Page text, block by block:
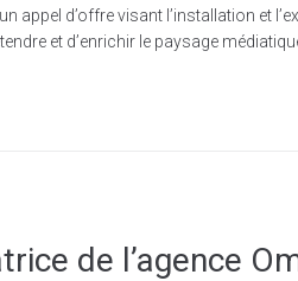
appel d’offre visant l’installation et
et d’enrichir le paysage
de l’agence